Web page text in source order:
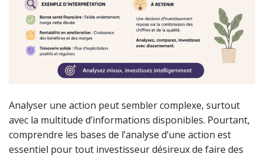
Analyser une action peut sembler complexe, surtout
avec la multitude d’informations disponibles. Pourtant,
comprendre les bases de l’analyse d’une action est
essentiel pour tout investisseur désireux de faire des